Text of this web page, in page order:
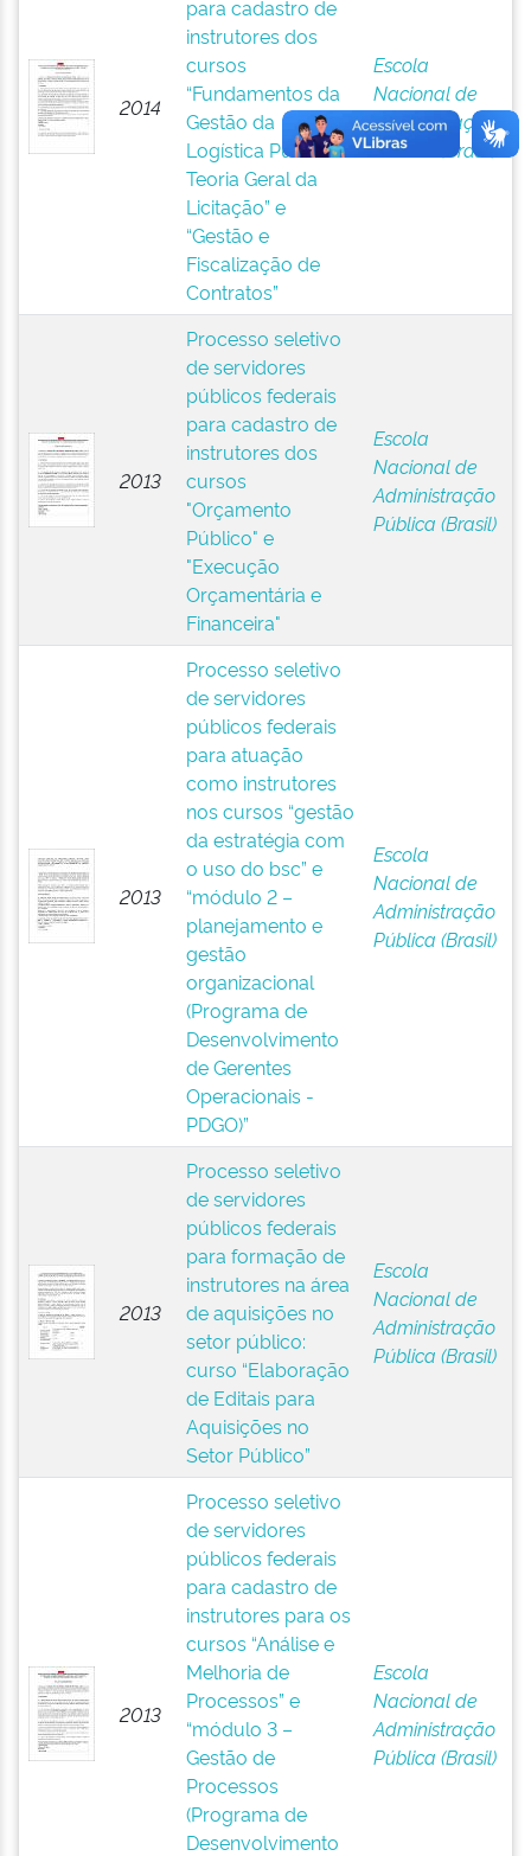
2014
para cadastro de
instrutores dos
cursos
“Fundamentos da
Gestão da
Logística Pública e
Teoria Geral da
Licitação” e
“Gestão e
Fiscalização de
Contratos”
Escola
Nacional de
Administração
Pública (Brasil)
2013
Processo seletivo
de servidores
públicos federais
para cadastro de
instrutores dos
cursos
"Orçamento
Público" e
"Execução
Orçamentária e
Financeira"
Escola
Nacional de
Administração
Pública (Brasil)
2013
Processo seletivo
de servidores
públicos federais
para atuação
como instrutores
nos cursos “gestão
da estratégia com
o uso do bsc” e
“módulo 2 –
planejamento e
gestão
organizacional
(Programa de
Desenvolvimento
de Gerentes
Operacionais -
PDGO)”
Escola
Nacional de
Administração
Pública (Brasil)
2013
Processo seletivo
de servidores
públicos federais
para formação de
instrutores na área
de aquisições no
setor público:
curso “Elaboração
de Editais para
Aquisições no
Setor Público”
Escola
Nacional de
Administração
Pública (Brasil)
2013
Processo seletivo
de servidores
públicos federais
para cadastro de
instrutores para os
cursos “Análise e
Melhoria de
Processos” e
“módulo 3 –
Gestão de
Processos
(Programa de
Desenvolvimento
Escola
Nacional de
Administração
Pública (Brasil)